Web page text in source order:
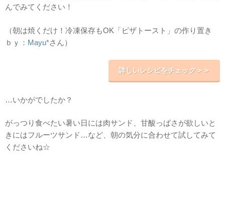
んでみてください！
（朝は焼くだけ！冷凍保存もOK「ピザトースト」の作り置き
ｂｙ： Mayu*さん）
詳しいレシピをチェック＞＞
…いかがでしたか？
がっつり食べたい暑い日には肉サンド、甘酸っぱさが欲しいと
きにはフルーツサンド…など、朝の気分に合わせて試してみて
くださいね☆